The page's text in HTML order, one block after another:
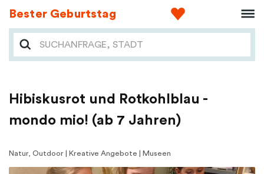
Bester Geburtstag
Hibiskusrot und Rotkohlblau -
mondo mio! (ab 7 Jahren)
Natur, Outdoor | Kreative Angebote | Museen